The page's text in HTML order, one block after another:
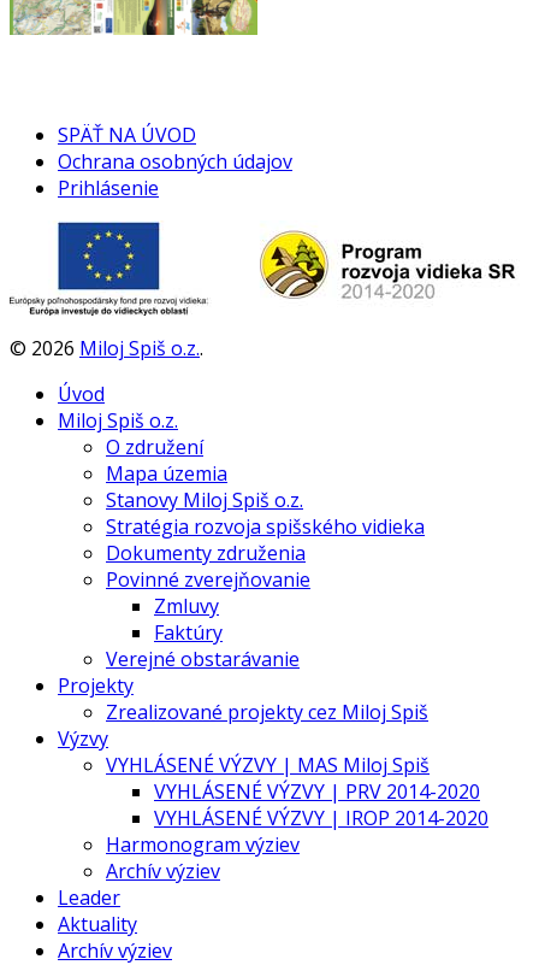
SPÄŤ NA ÚVOD
Ochrana osobných údajov
Prihlásenie
© 2026 Miloj Spiš o.z..
Úvod
Miloj Spiš o.z.
O združení
Mapa územia
Stanovy Miloj Spiš o.z.
Stratégia rozvoja spišského vidieka
Dokumenty združenia
Povinné zverejňovanie
Zmluvy
Faktúry
Verejné obstarávanie
Projekty
Zrealizované projekty cez Miloj Spiš
Výzvy
VYHLÁSENÉ VÝZVY | MAS Miloj Spiš
VYHLÁSENÉ VÝZVY | PRV 2014-2020
VYHLÁSENÉ VÝZVY | IROP 2014-2020
Harmonogram výziev
Archív výziev
Leader
Aktuality
Archív výziev